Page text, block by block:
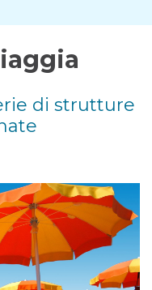
di strutture